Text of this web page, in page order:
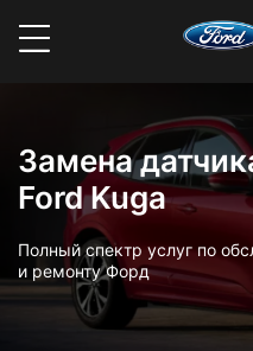
Замена
Ford Kuga
Полный спектр услуг по
и ремонту Форд